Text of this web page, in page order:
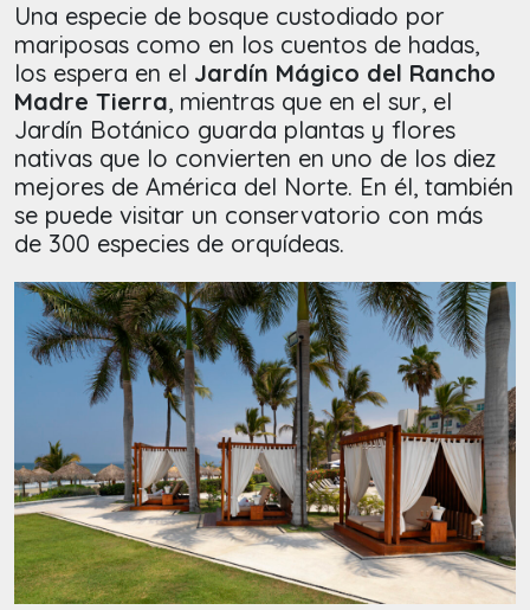
Una especie de bosque custodiado por
mariposas como en los cuentos de hadas,
los espera en el Jardín Mágico del Rancho
Madre Tierra, mientras que en el sur, el
Jardín Botánico guarda plantas y flores
nativas que lo convierten en uno de los diez
mejores de América del Norte. En él, también
se puede visitar un conservatorio con más
de 300 especies de orquídeas.